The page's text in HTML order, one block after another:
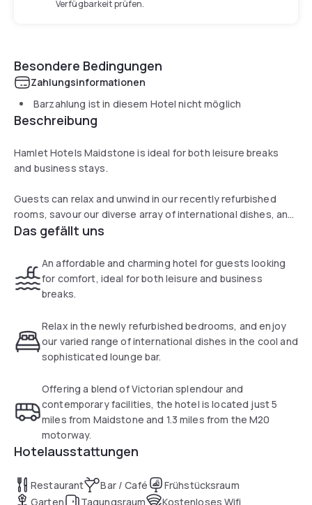
Verfügbarkeit prüfen.
Besondere Bedingungen
Zahlungsinformationen
Barzahlung ist in diesem Hotel nicht möglich
Beschreibung
Hamlet Hotels Maidstone is ideal for both leisure breaks
and business stays.
Guests can relax and unwind in our recently refurbished
rooms, savour our diverse array of international dishes, and
unwind in our chilled and sophisticated lounge bar.
Das gefällt uns
An affordable and charming hotel for guests looking
for comfort, ideal for both leisure and business
breaks.
Relax in the newly refurbished bedrooms, and enjoy
our varied range of international dishes in the cool and
sophisticated lounge bar.
Offering a blend of Victorian splendour and
contemporary facilities, the hotel is located just 5
miles from Maidstone and 1.3 miles from the M20
motorway.
Hotelausstattungen
Restaurant Bar / Café
Frühstücksraum
Garten
Tagungsraum Kostenloses Wifi